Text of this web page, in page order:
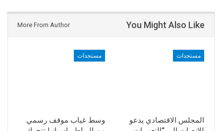
You Might Also Like
More From Author
مستجدات
المجلس الاقتصادي يدعو
مستجدات
وسط غياب موقف رسمي